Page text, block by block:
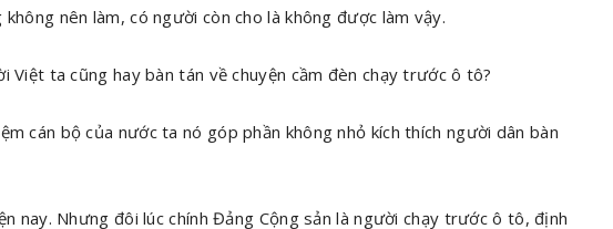
nên làm, có người còn cho là không được làm vậy.
Việt ta cũng hay bàn tán về chuyện cầm đèn chạy trước ô tô?
cán bộ của nước ta nó góp phần không nhỏ kích thích người dân bàn
nay. Nhưng đôi lúc chính Đảng Cộng sản là người chạy trước ô tô, định